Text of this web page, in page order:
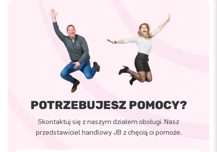
POTRZEBUJESZ POMOCY?
Skontaktuj się z naszym działem obsługi. Nasz
przedstawiciel handlowy JB z chęcią ci pomoże.